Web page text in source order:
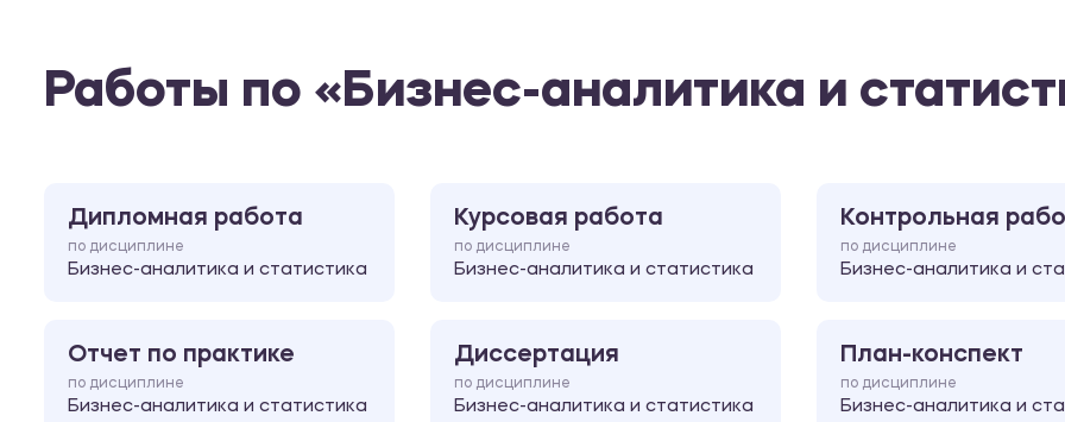
Работы по «Бизнес-аналитика и
Дипломная работа
по дисциплине
Бизнес-аналитика и статистика
Курсовая работа
по дисциплине
Бизнес-аналитика и статистика
Контрольная
по дисциплине
Бизнес-аналитика и
Отчет по практике
по дисциплине
Бизнес-аналитика и статистика
Диссертация
по дисциплине
Бизнес-аналитика и статистика
План-конспект
по дисциплине
Бизнес-аналитика и